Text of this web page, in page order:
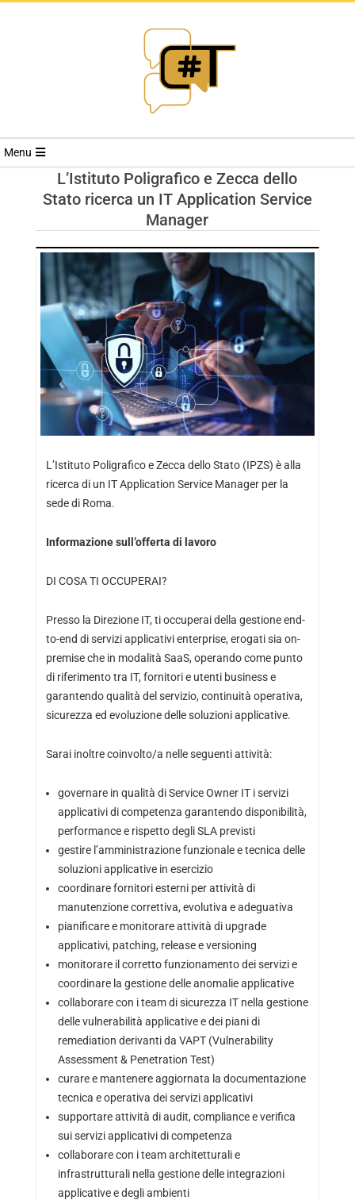
RIVISTA
TRENDS
Menu
L’Istituto Poligrafico e Zecca dello
Stato ricerca un IT Application Service
Manager
L’Istituto Poligrafico e Zecca dello Stato (IPZS) è alla
ricerca di un IT Application Service Manager per la
sede di Roma.
Informazione sull’offerta di lavoro
DI COSA TI OCCUPERAI?
Presso la Direzione IT, ti occuperai della gestione end-
to-end di servizi applicativi enterprise, erogati sia on-
premise che in modalità SaaS, operando come punto
di riferimento tra IT, fornitori e utenti business e
garantendo qualità del servizio, continuità operativa,
sicurezza ed evoluzione delle soluzioni applicative.
Sarai inoltre coinvolto/a nelle seguenti attività:
governare in qualità di Service Owner IT i servizi
applicativi di competenza garantendo disponibilità,
performance e rispetto degli SLA previsti
gestire l’amministrazione funzionale e tecnica delle
soluzioni applicative in esercizio
coordinare fornitori esterni per attività di
manutenzione correttiva, evolutiva e adeguativa
pianificare e monitorare attività di upgrade
applicativi, patching, release e versioning
monitorare il corretto funzionamento dei servizi e
coordinare la gestione delle anomalie applicative
collaborare con i team di sicurezza IT nella gestione
delle vulnerabilità applicative e dei piani di
remediation derivanti da VAPT (Vulnerability
Assessment & Penetration Test)
curare e mantenere aggiornata la documentazione
tecnica e operativa dei servizi applicativi
supportare attività di audit, compliance e verifica
sui servizi applicativi di competenza
collaborare con i team architetturali e
infrastrutturali nella gestione delle integrazioni
applicative e degli ambienti